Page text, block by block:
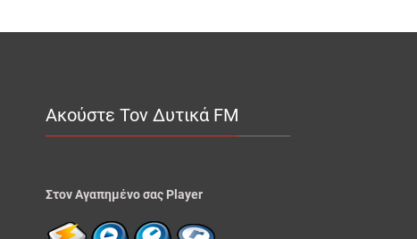
Ακούστε Τον Δυτικά FM
Στον Αγαπημένο σας Player